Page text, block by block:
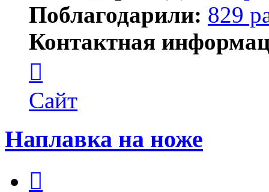
Поблагодарили: 829
Контактная
пользователя
Lawego
Сайт
Наплавка на ноже